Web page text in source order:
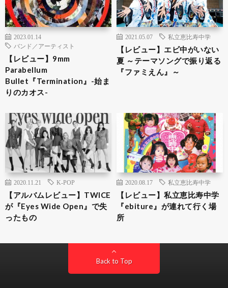
2023.01.14
バンド／アーティスト
【レビュー】9mm
Parabellum
Bullet『Termination』-始ま
りのカオス-
2021.05.07 私立恵比寿中学
【レビュー】エビ中がいない
夏 ～テーマソングで振り返る
『ファミえん』～
2020.11.21 K-POP
【アルバムレビュー】TWICE
が『Eyes Wide Open』で失
ったもの
2020.08.17 私立恵比寿中学
【レビュー】私立恵比寿中学
『ebiture』が連れて行く場
所
Back to Top